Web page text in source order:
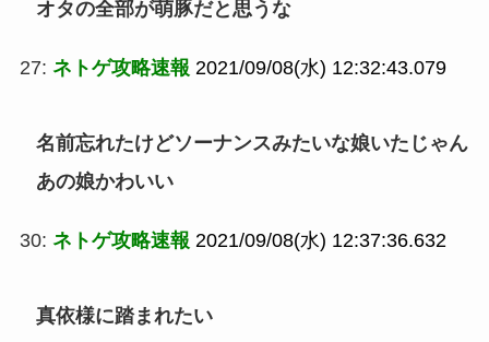
オタの全部が萌豚だと思うな
27: ネトゲ攻略速報 2021/09/08(水) 12:32:43.079
名前忘れたけどソーナンスみたいな娘いたじゃん
あの娘かわいい
30: ネトゲ攻略速報 2021/09/08(水) 12:37:36.632
真依様に踏まれたい